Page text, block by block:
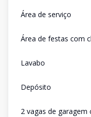
Área de serviço
Área de festas com
Lavabo
Depósito
2 vagas de garagem